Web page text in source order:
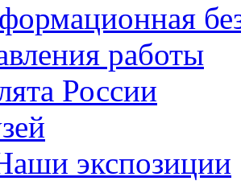
работы
России
экспозиции